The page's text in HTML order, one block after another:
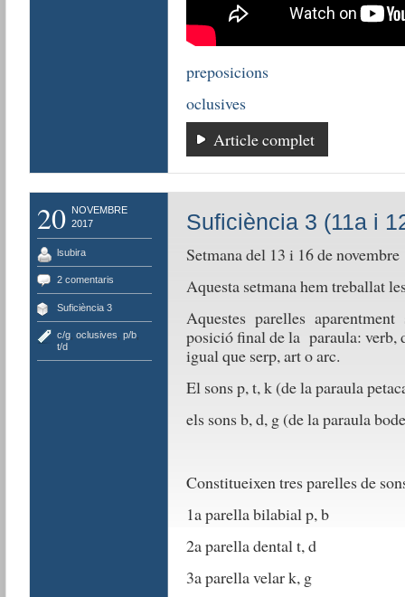
preposicions
oclusives
Article complet
20
NOVEMBRE
2017
lsubira
2 comentaris
Suficiència 3
c/g, oclusives p/b,
t/d
Suficiència 3 (11a i
Setmana del 13 i 16 de novembre
Aquesta setmana hem treballat
Aquestes parelles aparentment
posició final de la paraula: verb,
igual que serp, art o arc.
El sons p, t, k (de la paraula
els sons b, d, g (de la paraula
Constitueixen tres parelles de
1a parella bilabial p, b
2a parella dental t, d
3a parella velar k, g